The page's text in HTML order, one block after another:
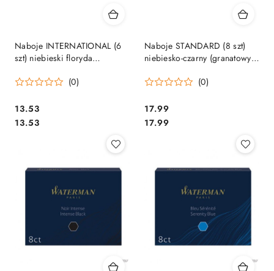
Naboje INTERNATIONAL (6
szt) niebieski floryda
(0)
Cena:
13.53
Cena:
13.53
Naboje STANDARD (8 szt)
niebiesko-czarny (granatowy)
(0)
Cena:
17.99
Cena:
17.99